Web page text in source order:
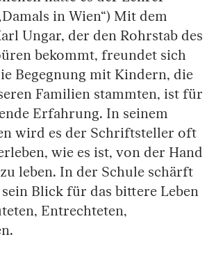
in Wien“) Mit dem
Ungar, der den Rohrstab des
bekommt, freundet sich
Begegnung mit Kindern, die
Familien stammten, ist für
Erfahrung. In seinem
wird es der Schriftsteller oft
wie es ist, von der Hand
leben. In der Schule schärft
Blick für das bittere Leben
Entrechteten,